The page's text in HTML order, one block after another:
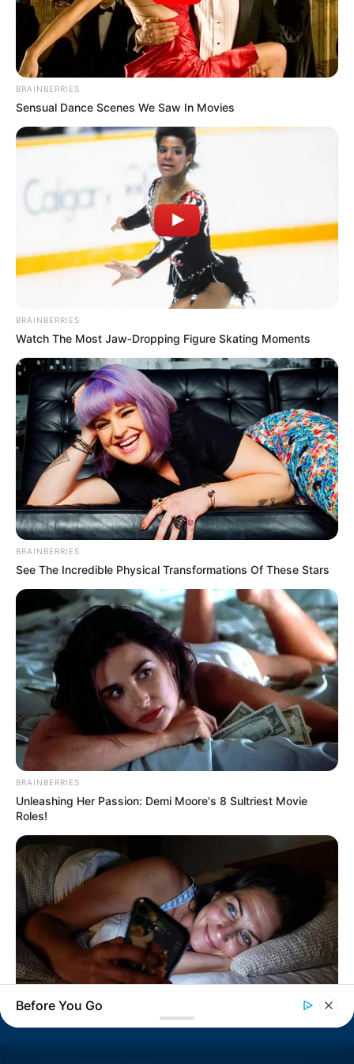
Sobre Nós
Paraguaçu nasceu do desejo de seus idealizadores de levar à
população regional mais um canal de informação.
Política de Privacidade
Política de Uso
Anuncie
Fale Conosco
Expediente
Últimas Notícias
CAIXA e iFood facilitam financiamento de
motos e bicicletas elétricas para
entregadores
AME Assis amplia serviços especializados
Ginásio Feijão passa por revitalização
para ampliar conforto e incentivar a
prática esportiva
Câmara de Paraguaçu Paulista reforça
campanha Agosto Lilás de combate à
violência contra a mulher
BRAINBERRIES
Sensual Dance Scenes We Saw In Movies
BRAINBERRIES
Watch The Most Jaw‑Dropping Figure Skating Moments
BRAINBERRIES
See The Incredible Physical Transformations Of These Stars
BRAINBERRIES
Unleashing Her Passion: Demi Moore's 8 Sultriest Movie
Roles!
BRAINBERRIES
Before You Go